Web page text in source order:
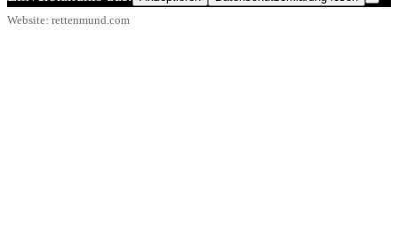
Website: rettenmund.com